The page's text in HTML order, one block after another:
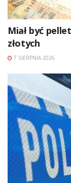
Miał być
złotych
7 SIERPNIA 2026